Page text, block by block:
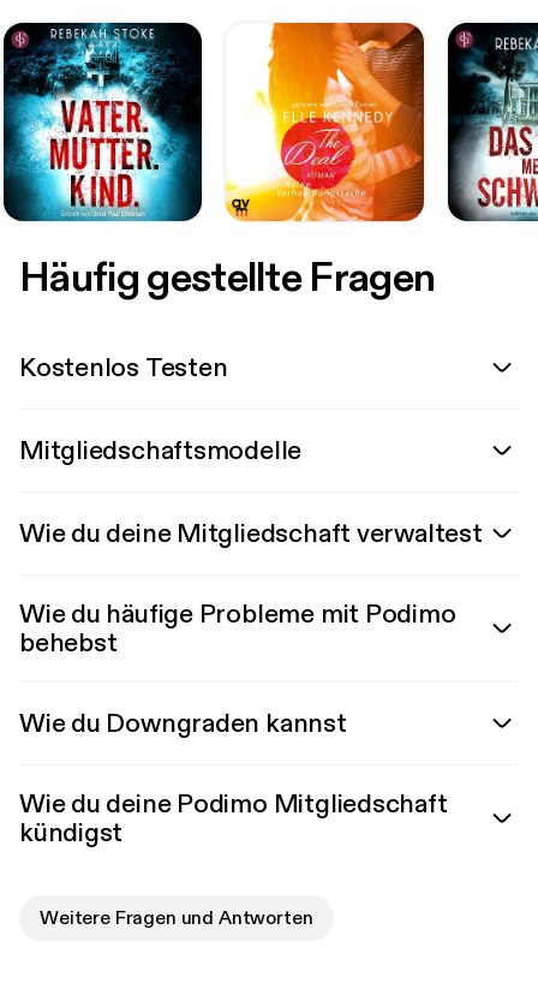
Häufig gestellte Fragen
Kostenlos Testen
Mitgliedschaftsmodelle
Wie du deine Mitgliedschaft verwaltest
Wie du häufige Probleme mit Podimo
behebst
Wie du Downgraden kannst
Wie du deine Podimo Mitgliedschaft
kündigst
Weitere Fragen und Antworten